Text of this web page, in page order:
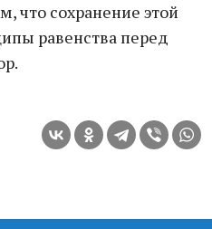
что сохранение этой
равенства перед